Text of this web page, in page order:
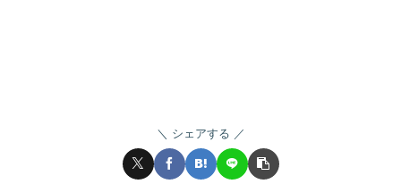
シェアする